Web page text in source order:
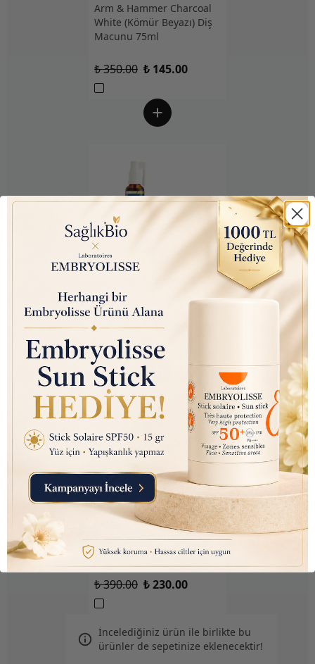
Arm & Hammer Charcoal
White (Kömür Beyazı) Diş
Macunu 75ml
₺ 350.00 ₺ 145.00
Nutraxin D3K2 (Kemik ve
Bağışıklık Desteği) Gıda
30ml
₺ 450.00 ₺ 145.10
Listerine Naturals Enamel
Koruyucu (Alkolsüz,
Boyasız, Vegan) Ağız
Bakım Suyu 500 ml
₺ 390.00 ₺ 230.00
İncelediğiniz ürün ile birlikte bu
ürünler de sepetinize eklenecektir!